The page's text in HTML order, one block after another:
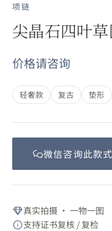
项链
尖晶石四叶
价格请咨询
轻奢款 复古 垫形
微信咨询此款式
真实拍摄 · 一物一图
支持证书复核 / 复检